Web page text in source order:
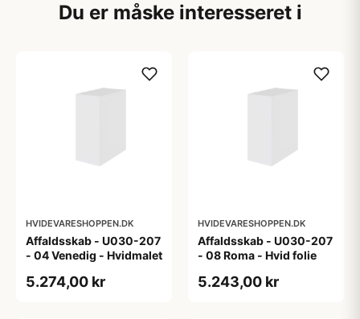
Du er måske interesseret i
HVIDEVARESHOPPEN.DK
Affaldsskab - U030-207
- 04 Venedig - Hvidmalet
5.274,00 kr
HVIDEVARESHOPPEN.DK
Affaldsskab - U030-207
- 08 Roma - Hvid folie
5.243,00 kr